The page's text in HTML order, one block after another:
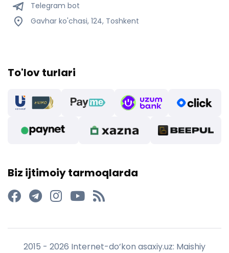
Telegram bot
Gavhar ko'chasi, 124, Toshkent
To'lov turlari
Biz ijtimoiy tarmoqlarda
2015 - 2026 Internet-do’kon asaxiy.uz: Maishiy